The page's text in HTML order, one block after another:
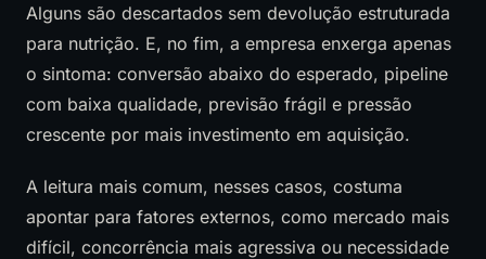
Alguns são descartados sem devolução estruturada
para nutrição. E, no fim, a empresa enxerga apenas
o sintoma: conversão abaixo do esperado, pipeline
com baixa qualidade, previsão frágil e pressão
crescente por mais investimento em aquisição.
A leitura mais comum, nesses casos, costuma
apontar para fatores externos, como mercado mais
difícil, concorrência mais agressiva ou necessidade